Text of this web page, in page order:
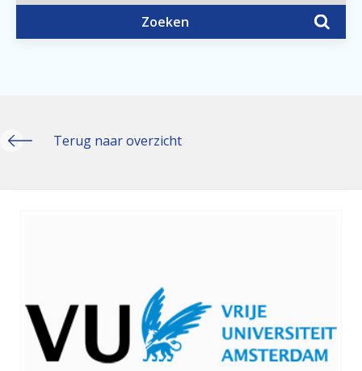
Zoeken
Terug naar overzicht